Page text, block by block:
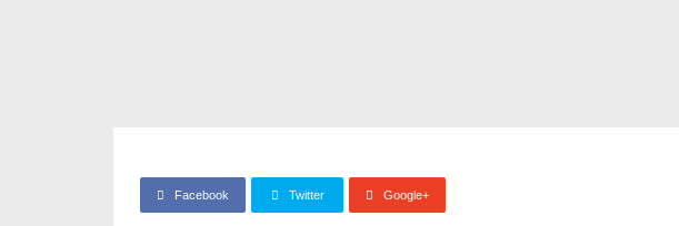
Facebook Twitter Google+